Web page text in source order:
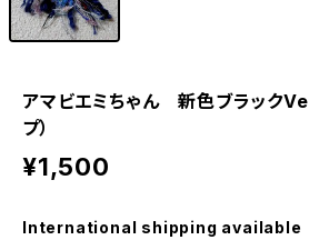
アマビエミちゃん 新色ブラック
プ）
¥1,500
International shipping available